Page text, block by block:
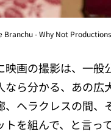
Branchu - Why Not
映画の撮影は、一般
なら分かる、あの広
、ヘラクレスの間、
トを組んで、と言っ